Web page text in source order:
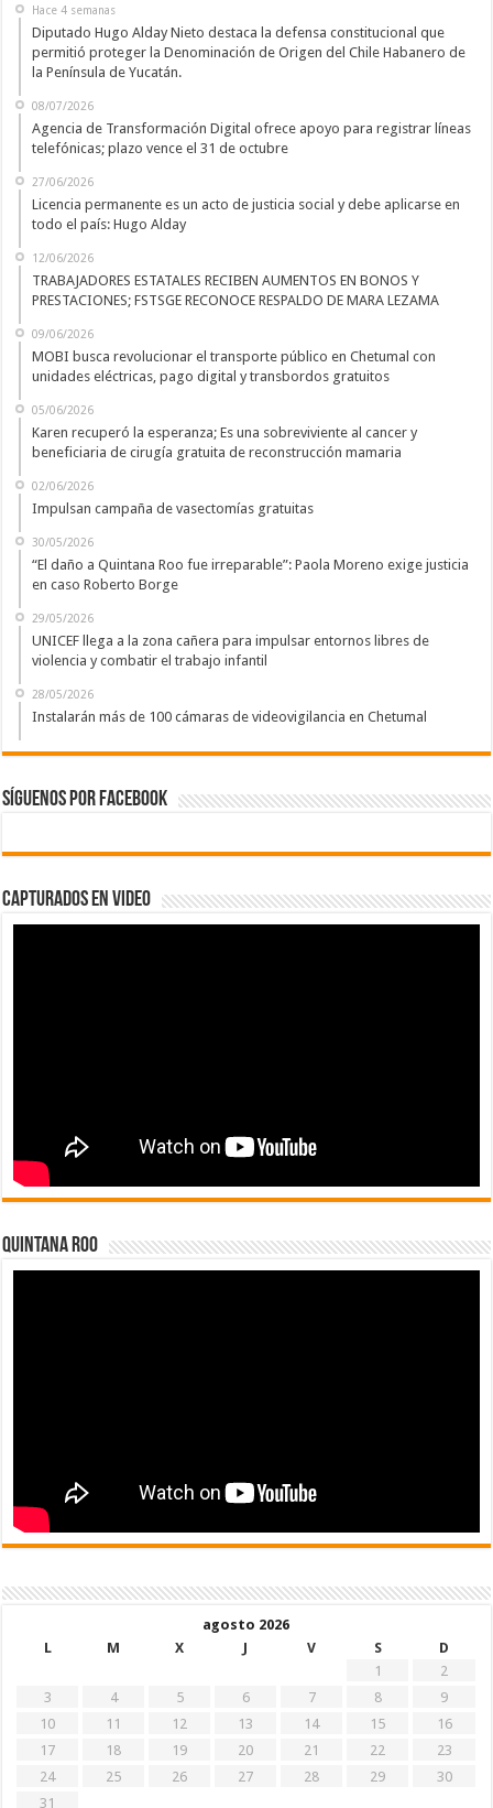
Hace 4 semanas
Diputado Hugo Alday Nieto destaca la defensa constitucional que
permitió proteger la Denominación de Origen del Chile Habanero de
la Península de Yucatán.
08/07/2026
Agencia de Transformación Digital ofrece apoyo para registrar líneas
telefónicas; plazo vence el 31 de octubre
27/06/2026
Licencia permanente es un acto de justicia social y debe aplicarse en
todo el país: Hugo Alday
12/06/2026
TRABAJADORES ESTATALES RECIBEN AUMENTOS EN BONOS Y
PRESTACIONES; FSTSGE RECONOCE RESPALDO DE MARA LEZAMA
09/06/2026
MOBI busca revolucionar el transporte público en Chetumal con
unidades eléctricas, pago digital y transbordos gratuitos
05/06/2026
Karen recuperó la esperanza; Es una sobreviviente al cancer y
beneficiaria de cirugía gratuita de reconstrucción mamaria
02/06/2026
Impulsan campaña de vasectomías gratuitas
30/05/2026
“El daño a Quintana Roo fue irreparable”: Paola Moreno exige justicia
en caso Roberto Borge
29/05/2026
UNICEF llega a la zona cañera para impulsar entornos libres de
violencia y combatir el trabajo infantil
28/05/2026
Instalarán más de 100 cámaras de videovigilancia en Chetumal
Síguenos por Facebook
Capturados en Video
Quintana Roo
agosto 2026
L
M X J V S
D
1
2
3
4 5 6 7 8
9
10
11 12 13 14 15
16
17
18 19 20 21 22
23
24
25 26 27 28 29
30
31